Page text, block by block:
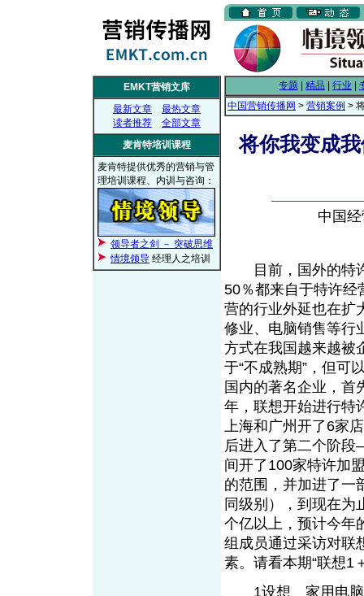
EMKT营销文库
最新文章
最热文章
读者推荐
全部文章
麦肯特培训课程
麦肯特提供优秀的营销与管
理培训课程、内训与咨询：
领导者之剑 － 突破思维
情境领导 经理人之培训
专题 精品 行业
中国营销传播网 > 营销案例 >
将你我变成
中国
目前，国外的特许
50％都来自于特许经
营的行业外延也在扩
修业、电脑销售等行
方式在我国越来越被
于“不成熟期”，但可
国内的著名企业，首
年，联想开始进行
上海和广州开了6家
后进入了第二个阶
间开了100家特许加
的范围，并加进了一
同级别），到现在为
个亿以上，预计今年
组成员通过采访对联
素。请看本期“联想
1设想 家用电脑的